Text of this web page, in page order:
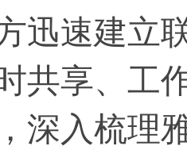
迅速建立
共享、工
深入梳理